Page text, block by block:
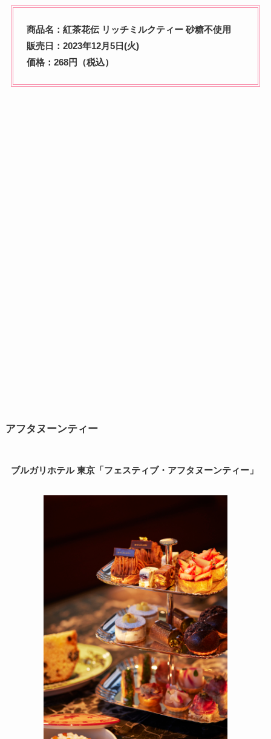
商品名：紅茶花伝 リッチミルクティー 砂糖不使用
販売日：2023年12月5日(火)
価格：268円（税込）
アフタヌーンティー
ブルガリホテル 東京「フェスティブ・アフタヌーンティー」